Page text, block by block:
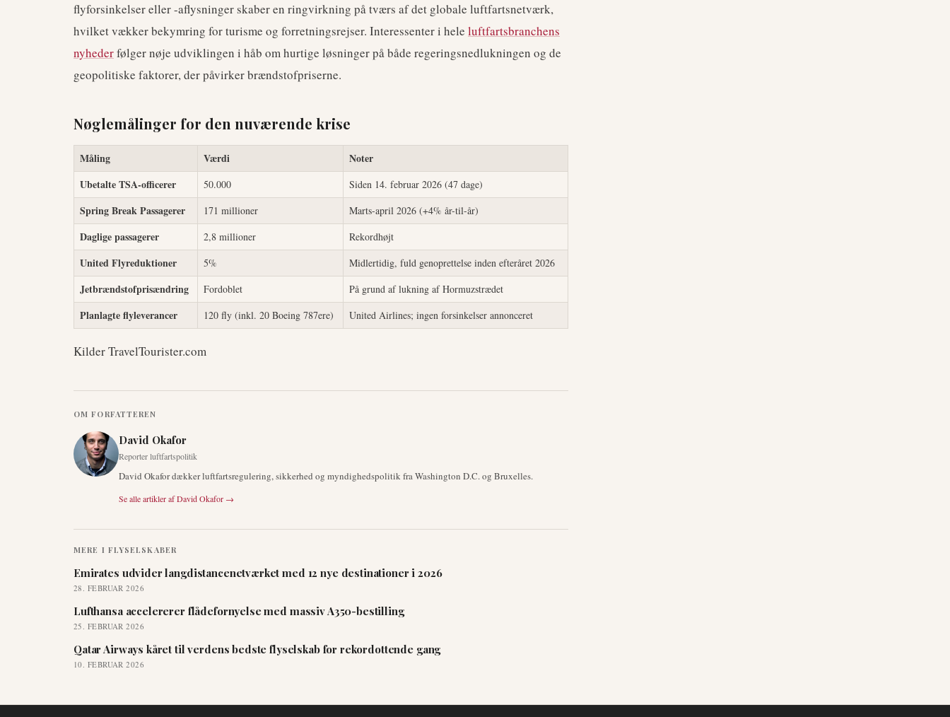
flyforsinkelser eller -aflysninger skaber en ringvirkning på tværs af det globale luftfartsnetværk,
hvilket vækker bekymring for turisme og forretningsrejser. Interessenter i hele luftfartsbranchens
nyhederfølger nøje udviklingen i håb om hurtige løsninger på både regeringsnedlukningen og de
geopolitiske faktorer, der påvirker brændstofpriserne.
Nøglemålinger for den nuværende krise
Måling Værdi
Noter
Ubetalte TSA-officerer
50.000 Siden 14. februar 2026 (47 dage)
Spring Break Passagerer 171 millioner Marts-april 2026 (+4% år-til-år)
Daglige passagerer 2,8 millioner Rekordhøjt
United Flyreduktioner 5% Midlertidig, fuld genoprettelse inden efteråret 2026
Jetbrændstofprisændring Fordoblet På grund af lukning af Hormuzstrædet
Planlagte flyleverancer 120 fly (inkl. 20 Boeing 787ere) United Airlines; ingen forsinkelser annonceret
Kilder TravelTourister.com
OM FORFATTEREN
David Okafor
Reporter luftfartspolitik
David Okafor dækker luftfartsregulering, sikkerhed og myndighedspolitik fra Washington D.C. og Bruxelles.
Se alle artikler afDavid Okafor →
MERE I FLYSELSKABER
Emirates udvider langdistancenetværket med 12 nye destinationer i 2026
28. FEBRUAR 2026
Lufthansa accelererer flådefornyelse med massiv A350-bestilling
25. FEBRUAR 2026
Qatar Airways kåret til verdens bedste flyselskab for rekordottende gang
10. FEBRUAR 2026